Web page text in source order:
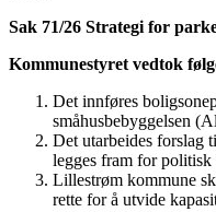
Sak 71/26 Strategi for
Kommunestyret vedtok
Det innføres
småhusbebyggelsen
Det utarbeides forslag
legges fram for politisk
Lillestrøm kommune
rette for å utvide